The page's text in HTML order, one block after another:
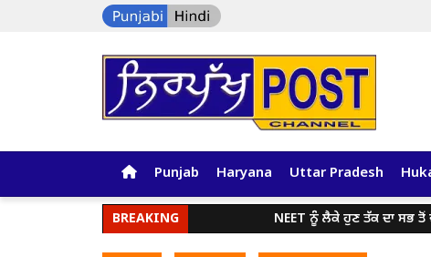
Punjab Haryana Uttar Pradesh
BREAKING NEET ਨੂੰ ਲੈਕੇ ਹੁਣ ਤੱਕ ਦਾ ਸਭ ਤੋਂ